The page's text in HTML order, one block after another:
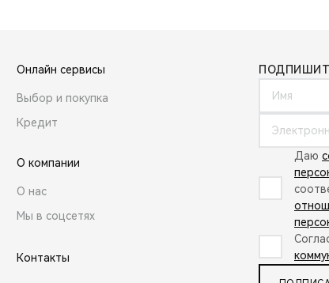
Онлайн сервисы
Выбор и покупка
Кредит
О компании
О нас
Мы в соцсетях
Контакты
Даю